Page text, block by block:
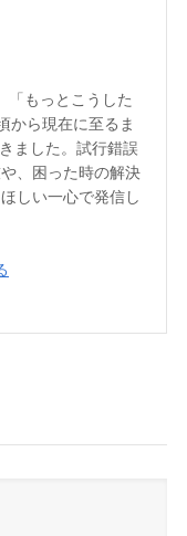
「もっとこうした
から現在に至るま
ました。試行錯誤
、困った時の解決
しい一心で発信し